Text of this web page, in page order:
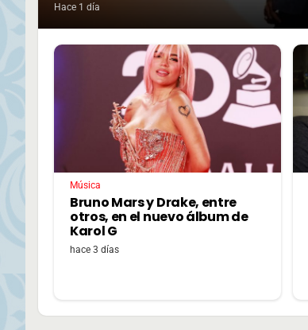
Hace 1 día
Música
Bruno Mars y Drake, entre
otros, en el nuevo álbum de
Karol G
hace 3 días